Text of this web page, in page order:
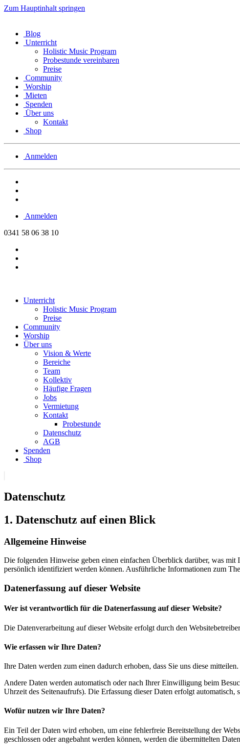
Zum Hauptinhalt springen
Blog
Unterricht
Holistic Music Program
Probestunde vereinbaren
Preise
Community
Worship
Mieten
Spenden
Über uns
Kontakt
Shop
Anmelden
Anmelden
0341 58 06 38 10
Unterricht
Holistic Music Program
Preise
Community
Worship
Über uns
Vision & Werte
Bereiche
Team
Kollektiv
Häufige Fragen
Jobs
Vermietung
Kontakt
Probestunde
Datenschutz
AGB
Spenden
Shop
Datenschutz
1. Datenschutz auf einen Blick
Allgemeine Hinweise
Die folgenden Hinweise geben einen einfachen Überblick darüber, was mit
persönlich identifiziert werden können. Ausführliche Informationen zum
Datenerfassung auf dieser Website
Wer ist verantwortlich für die Datenerfassung auf dieser Website?
Die Datenverarbeitung auf dieser Website erfolgt durch den
Wie erfassen wir Ihre Daten?
Ihre Daten werden zum einen dadurch erhoben, dass Sie uns diese
Andere Daten werden automatisch oder nach Ihrer Einwilligung beim
Uhrzeit des Seitenaufrufs). Die Erfassung dieser Daten erfolgt automatisch,
Wofür nutzen wir Ihre Daten?
Ein Teil der Daten wird erhoben, um eine fehlerfreie Bereitstellung der
geschlossen oder angebahnt werden können, werden die übermittelten